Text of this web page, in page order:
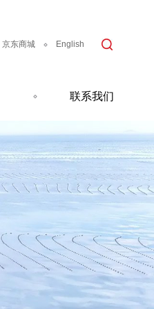
京东商城 English
联系我们